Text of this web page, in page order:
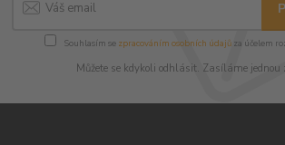
Souhlasím se zpracováním osobních údajůza účelem
Můžete se kdykoli odhlásit. Zasíláme jednou